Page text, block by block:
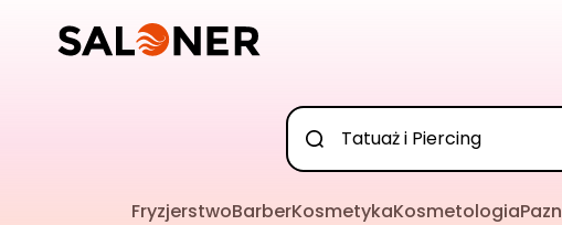
FryzjerstwoBarberKosmetykaKosmetologia